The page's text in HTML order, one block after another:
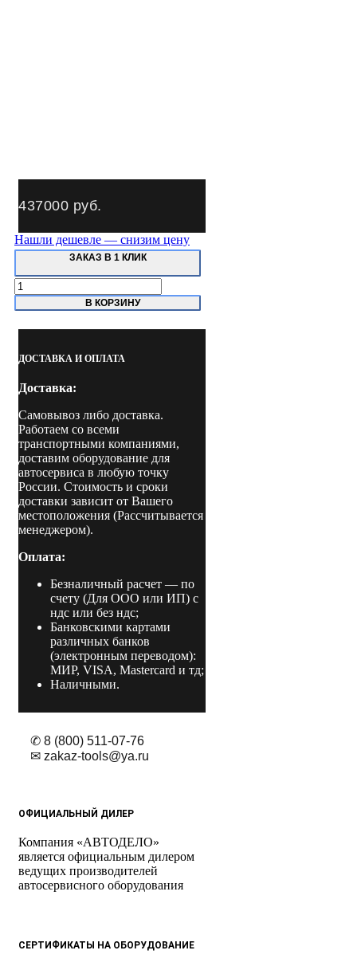
437000 руб.
Нашли дешевле — снизим цену
ЗАКАЗ В 1 КЛИК
Количество
товара
Премьер-
Альфа-
СИБЕК
для
правки
дисков
В КОРЗИНУ
ДОСТАВКА И ОПЛАТА
Доставка:
Самовывоз либо доставка.
Работаем со всеми
транспортными компаниями,
доставим оборудование для
автосервиса в любую точку
России. Стоимость и сроки
доставки зависит от Вашего
местоположения (Рассчитывается
менеджером).
Оплата:
Безналичный расчет — по
счету (Для ООО или ИП) с
ндс или без ндс;
Банковскими картами
различных банков
(электронным переводом):
МИР, VISA, Mastercard и тд;
Наличными.
✆ 8 (800) 511-07-76
✉ zakaz-tools@ya.ru
ОФИЦИАЛЬНЫЙ ДИЛЕР
Компания «АВТОДЕЛО»
является официальным дилером
ведущих производителей
автосервисного оборудования
СЕРТИФИКАТЫ НА ОБОРУДОВАНИЕ